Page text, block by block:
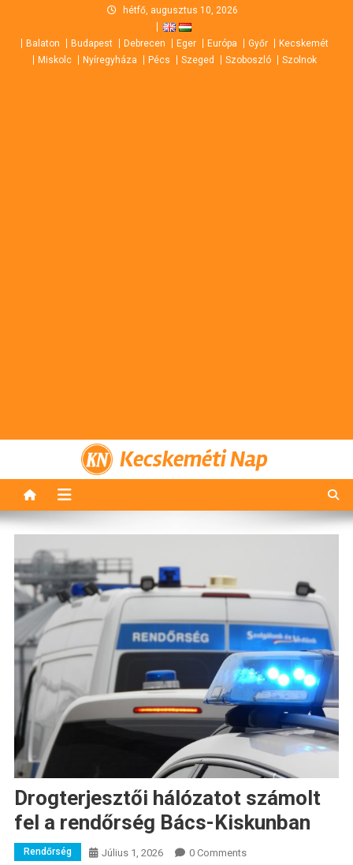
content
hétfő, augusztus 10, 2026
Balaton Budapest Debrecen Eger Európa Győr
Kecskemét
Miskolc
Nyíregyháza Pécs Szeged Szoboszló Szolnok
Kecskeméti Nap
Drogterjesztői hálózatot számolt
fel a rendőrség Bács-Kiskunban
Rendőrség Július 1, 2026 0 Comments